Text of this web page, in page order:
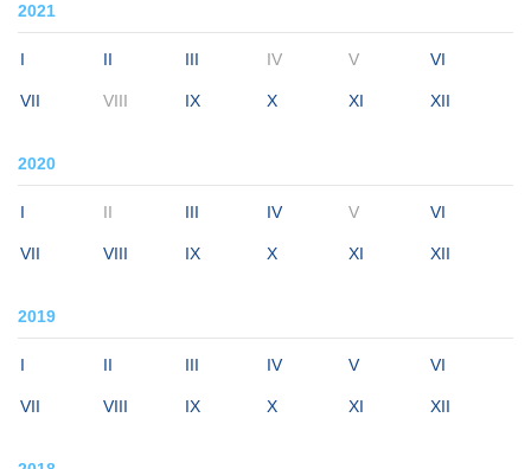
2021
I II III IV V VI
VII VIII IX X XI XII
2020
I II III IV V VI
VII VIII IX X XI XII
2019
I II III IV V VI
VII VIII IX X XI XII